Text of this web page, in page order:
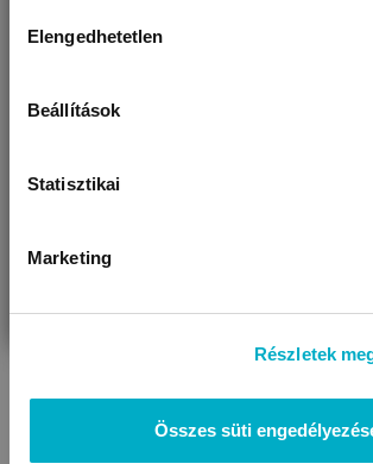
kiválasztása
Elengedhetetlen
Beállítások
Statisztikai
Marketing
Részletek
Összes süti
Gyerek
Úgy látjuk, most jársz nálunk
VÁRANDÓS